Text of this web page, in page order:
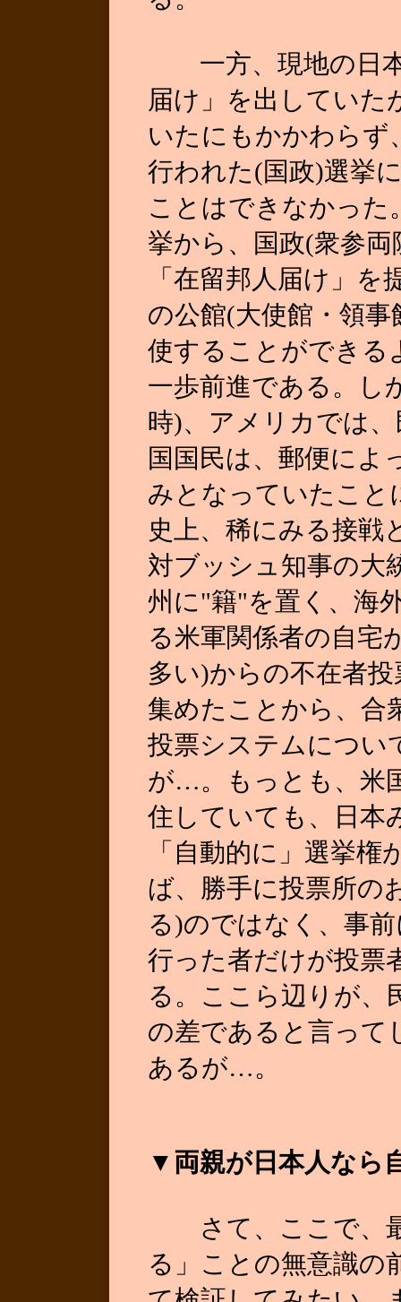
一方、現地の日本
届け」を出していた
いたにもかかわらず
行われた(国政)選挙
ことはできなかった
挙から、国政(衆参
「在留邦人届け」
の公館(大使館・領
使することができる
一歩前進である。し
時)、アメリカでは
国国民は、郵便によ
みとなっていたこと
史上、稀にみる接戦
対ブッシュ知事の大
州に"籍"を置く、海
る米軍関係者の自宅
多い)からの不在者
集めたことから、合
投票システムについ
が…。もっとも、米
住していても、日本
「自動的に」選挙
ば、勝手に投票所の
る)のではなく、事
行った者だけが投票
る。ここら辺りが、
の差であると言って
あるが…。
▼両親が日本人なら
さて、ここで、最
る」ことの無意識の